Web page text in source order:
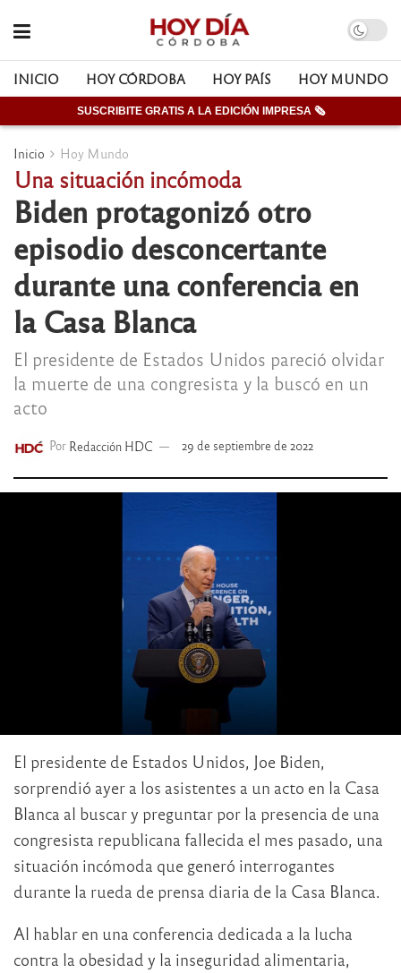
INICIO HOY CÓRDOBA HOY PAÍS HOY MUNDO
SUSCRIBITE GRATIS A LA EDICIÓN IMPRESA 🗞
Inicio Hoy Mundo
Una situación incómoda
Biden protagonizó otro
episodio desconcertante
durante una conferencia en
la Casa Blanca
El presidente de Estados Unidos pareció olvidar
la muerte de una congresista y la buscó en un
acto
Por Redacción HDC 29 de septiembre de 2022
El presidente de Estados Unidos, Joe Biden,
sorprendió ayer a los asistentes a un acto en la Casa
Blanca al buscar y preguntar por la presencia de una
congresista republicana fallecida el mes pasado, una
situación incómoda que generó interrogantes
durante la rueda de prensa diaria de la Casa Blanca.
Al hablar en una conferencia dedicada a la lucha
contra la obesidad y la inseguridad alimentaria,